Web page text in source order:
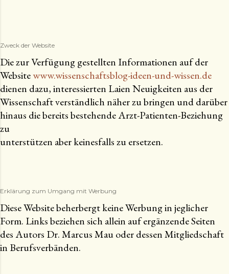
Zweck der Website
Die zur Verfügung gestellten Informationen auf der
Websitewww.wissenschaftsblog-ideen-und-wissen.de
dienen dazu, interessierten Laien Neuigkeiten aus der
Wissenschaft verständlich näher zu bringen und darüber
hinaus die bereits bestehende Arzt-Patienten-Beziehung
zu
unterstützen aber keinesfalls zu ersetzen.
Erklärung zum Umgang mit Werbung
Diese Website beherbergt keine Werbung in jeglicher
Form. Links beziehen sich allein auf ergänzende Seiten
des Autors Dr. Marcus Mau oder dessen Mitgliedschaft
in Berufsverbänden.